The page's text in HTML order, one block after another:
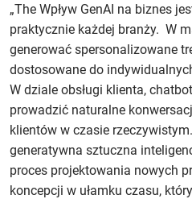
„The Wpływ GenAI na biznes
praktycznie każdej branży. W
generować spersonalizowane
dostosowane do
W dziale obsługi klienta,
prowadzić naturalne
klientów w czasie
generatywna sztuczna
proces projektowania nowych
koncepcji w ułamku czasu,